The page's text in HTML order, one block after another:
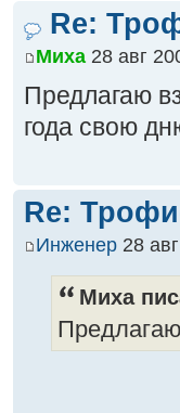
Re:
Миха 28 авг
Предлагаю
года свою
Re:
Инженер 28
Миха